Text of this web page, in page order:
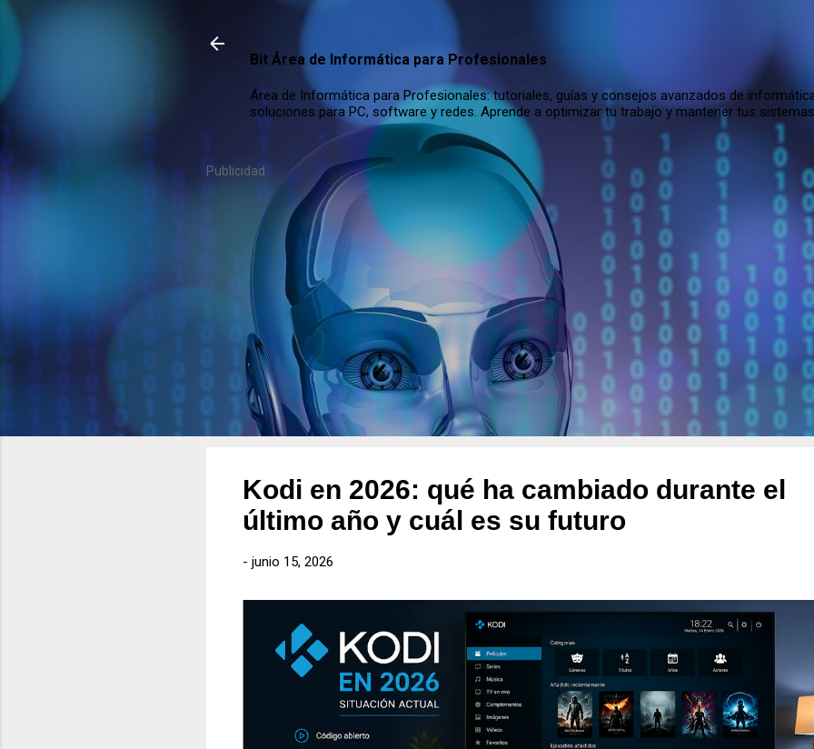
Bit Área de Informática para Profesionales
Área de Informática para Profesionales: tutoriales, guías y consejos avanzados de
soluciones para PC, software y redes. Aprende a optimizar tu trabajo y mantener tus
Publicidad
Kodi en 2026: qué ha cambiado durante el
último año y cuál es su futuro
- junio 15, 2026